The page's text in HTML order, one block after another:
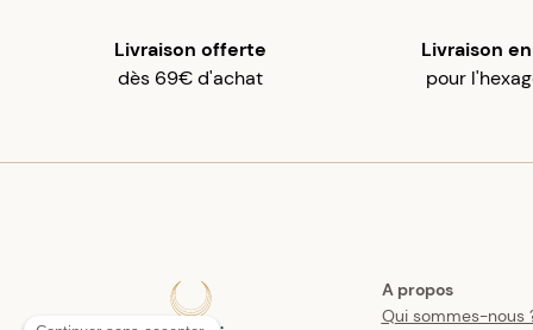
Livraison offerte
dès 69€ d'achat
Livraison
pour
A propos
Qui sommes-nous